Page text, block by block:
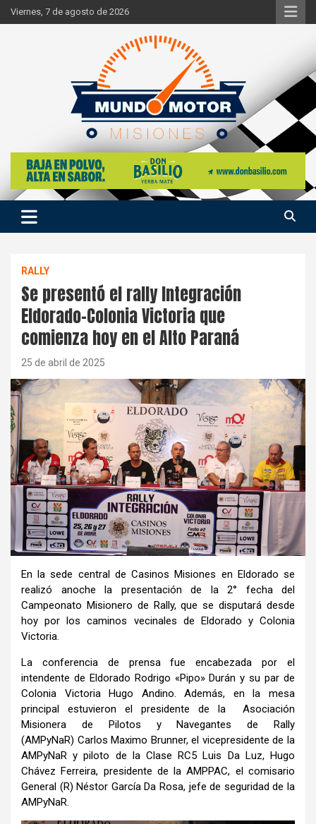
Skip
to
Viernes, 7 de agosto de 2026
Mundo Motor Misiones
Si hay ruido de motores ahí estaremos
RALLY
Se presentó el rally Integración
Eldorado-Colonia Victoria que
comienza hoy en el Alto Paraná
25 de abril de 2025
En la sede central de Casinos Misiones en Eldorado se
realizó anoche la presentación de la 2° fecha del
Campeonato Misionero de Rally, que se disputará desde
hoy por los caminos vecinales de Eldorado y Colonia
Victoria.
La conferencia de prensa fue encabezada por el
intendente de Eldorado Rodrigo «Pipo» Durán y su par de
Colonia Victoria Hugo Andino. Además, en la mesa
principal estuvieron el presidente de la Asociación
Misionera de Pilotos y Navegantes de Rally
(AMPyNaR) Carlos Maximo Brunner, el vicepresidente de la
AMPyNaR y piloto de la Clase RC5 Luis Da Luz, Hugo
Chávez Ferreira, presidente de la AMPPAC, el comisario
General (R) Néstor García Da Rosa, jefe de seguridad de la
AMPyNaR.